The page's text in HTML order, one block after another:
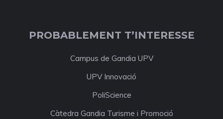
PROBABLEMENT T’INTERESSE
Campus de Gandia UPV
UPV Innovació
PoliScience
Càtedra Gandia Turisme i Promoció